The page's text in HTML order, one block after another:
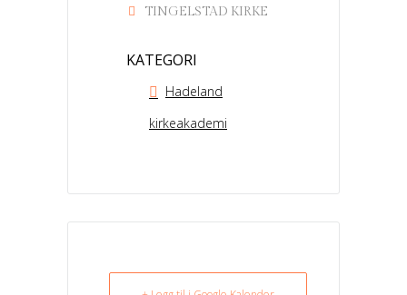
TINGELSTAD KIRKE
KATEGORI
Hadeland
kirkeakademi